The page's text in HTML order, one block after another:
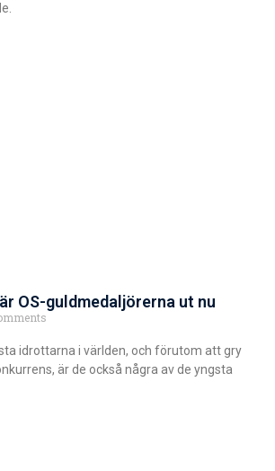
OS-guldmedaljörerna ut nu
idrottarna i världen, och förutom att gry
är de också några av de yngsta